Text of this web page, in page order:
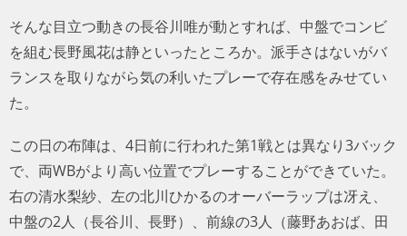
そんな目立つ動きの長谷川唯が動とすれば、中盤でコンビ
を組む長野風花は静といったところか。派手さはないがバ
ランスを取りながら気の利いたプレーで存在感をみせてい
た。
この日の布陣は、4日前に行われた第1戦とは異なり3バック
で、両WBがより高い位置でプレーすることができていた。
右の清水梨紗、左の北川ひかるのオーバーラップは冴え、
中盤の2人（長谷川、長野）、前線の3人（藤野あおば、田